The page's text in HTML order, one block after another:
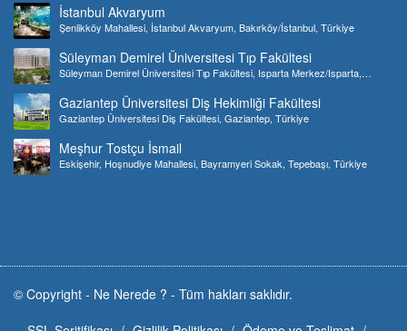
İstanbul Akvaryum
Şenlikköy Mahallesi, İstanbul Akvaryum, Bakırköy/İstanbul, Türkiye
Süleyman Demirel Üniversitesi Tıp Fakültesi
Süleyman Demirel Üniversitesi Tıp Fakültesi, Isparta Merkez/Isparta,
Gaziantep Üniversitesi Diş Hekimliği Fakültesi
Gaziantep Üniversitesi Diş Fakültesi, Gaziantep, Türkiye
Meşhur Tostçu İsmail
Eskişehir, Hoşnudiye Mahallesi, Bayramyeri Sokak, Tepebaşı, Türkiye
© Copyright - Ne Nerede ? - Tüm hakları saklıdır.